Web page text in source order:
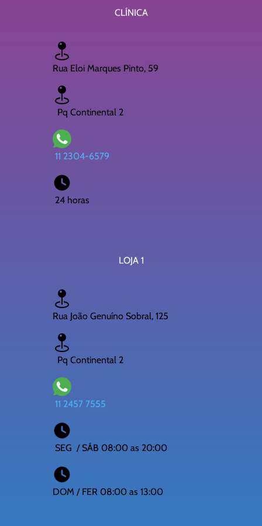
CLÍNICA
Rua Eloi Marques Pinto, 59
Pq Continental 2
11 2304-6579
24 horas
LOJA 1
Rua João Genuíno Sobral, 125
Pq Continental 2
11 2457 7555
SEG / SÁB 08:00 as 20:00
DOM / FER 08:00 as 13:00